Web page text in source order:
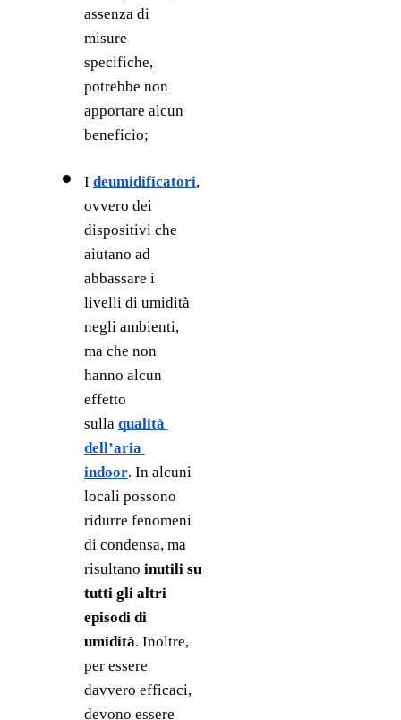
assenza di
misure
specifiche,
potrebbe non
apportare alcun
beneficio;
I deumidificatori,
ovvero dei
dispositivi che
aiutano ad
abbassare i
livelli di umidità
negli ambienti,
ma che non
hanno alcun
effetto
sulla qualità
dell’aria
indoor. In alcuni
locali possono
ridurre fenomeni
di condensa, ma
risultano inutili su
tutti gli altri
episodi di
umidità. Inoltre,
per essere
davvero efficaci,
devono essere